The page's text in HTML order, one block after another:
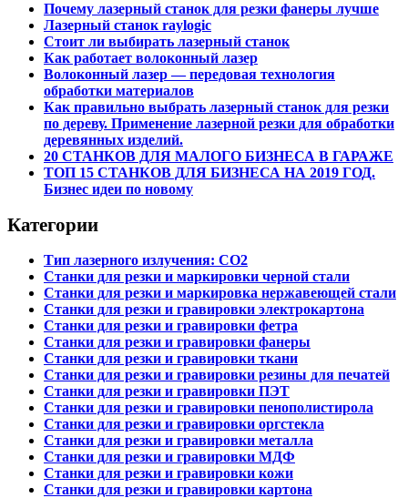
Почему лазерный станок для резки фанеры лучше
Лазерный станок raylogic
Стоит ли выбирать лазерный станок
Как работает волоконный лазер
Волоконный лазер — передовая технология
обработки материалов
Как правильно выбрать лазерный станок для резки
по дереву. Применение лазерной резки для обработки
деревянных изделий.
20 СТАНКОВ ДЛЯ МАЛОГО БИЗНЕСА В ГАРАЖЕ
ТОП 15 СТАНКОВ ДЛЯ БИЗНЕСА НА 2019 ГОД.
Бизнес идеи по новому
Категории
Тип лазерного излучения: СО2
Станки для резки и маркировки черной стали
Станки для резки и маркировка нержавеющей стали
Станки для резки и гравировки электрокартона
Станки для резки и гравировки фетра
Станки для резки и гравировки фанеры
Станки для резки и гравировки ткани
Станки для резки и гравировки резины для печатей
Станки для резки и гравировки ПЭТ
Станки для резки и гравировки пенополистирола
Станки для резки и гравировки оргстекла
Станки для резки и гравировки металла
Станки для резки и гравировки МДФ
Станки для резки и гравировки кожи
Станки для резки и гравировки картона